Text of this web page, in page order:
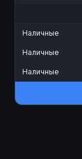
Наличные
Наличные
Наличные